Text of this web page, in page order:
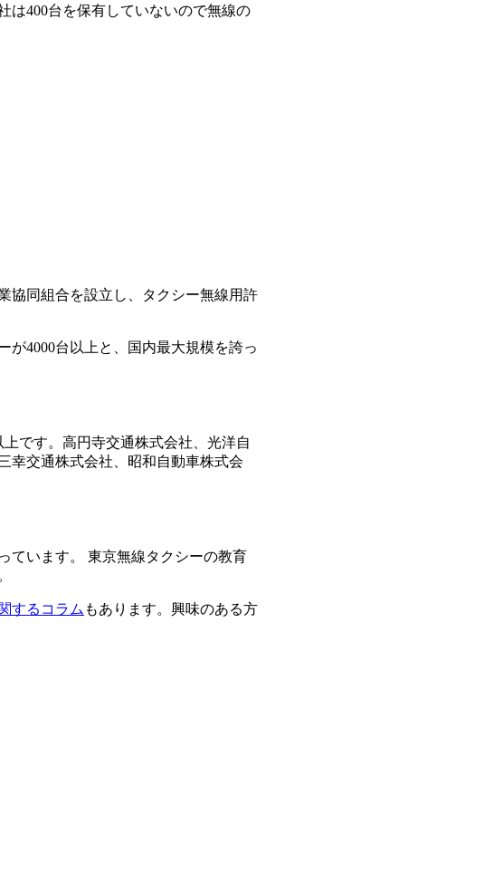
は400台を保有していないので無線の
協同組合を設立し、タクシー無線用許
が4000台以上と、国内最大規模を誇っ
です。高円寺交通株式会社、光洋自
幸交通株式会社、昭和自動車株式会
ています。 東京無線タクシーの教育
するコラム もあります。興味のある方